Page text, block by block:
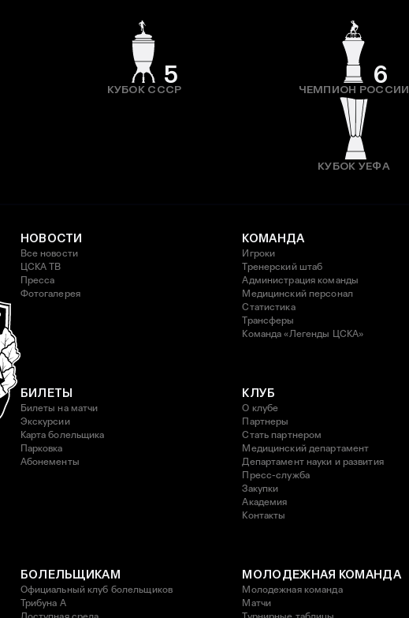
5
КУБОК СССР
6
ЧЕМПИОН РОССИИ
КУБОК УЕФА
НОВОСТИ
Все новости
ЦСКА ТВ
Пресса
Фотогалерея
КОМАНДА
Игроки
Тренерский штаб
Администрация команды
Медицинский персонал
Статистика
Трансферы
Команда «Легенды ЦСКА»
БИЛЕТЫ
Билеты на матчи
Экскурсии
Карта болельщика
Парковка
Абонементы
КЛУБ
О клубе
Партнеры
Стать партнером
Медицинский департамент
Департамент науки и развития
Пресс-служба
Закупки
Академия
Контакты
БОЛЕЛЬЩИКАМ
Официальный клуб болельщиков
Трибуна А
МОЛОДЕЖНАЯ КОМАНДА
Молодежная команда
Матчи